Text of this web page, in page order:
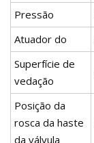
Pressão
Atuador do
Superfície de
vedação
Posição da
rosca da haste
da válvula